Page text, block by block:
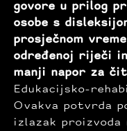
govore u prilog
osobe s
prosječnom
određenoj riječi
manji napor za
Edukacijsko-
Ovakva potvrda
izlazak